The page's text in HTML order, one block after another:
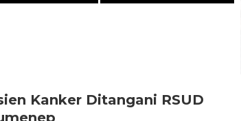
Kanker Ditangani RSUD